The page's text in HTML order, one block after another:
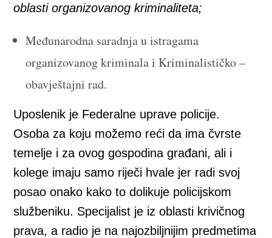
oblasti organizovanog kriminaliteta;
Međunarodna saradnja u istragama
organizovanog kriminala i Kriminalističko –
obavještajni rad.
Uposlenik je Federalne uprave policije.
Osoba za koju možemo reći da ima čvrste
temelje i za ovog gospodina građani, ali i
kolege imaju samo riječi hvale jer radi svoj
posao onako kako to dolikuje policijskom
službeniku. Specijalist je iz oblasti krivičnog
prava, a radio je na najozbiljnijim predmetima